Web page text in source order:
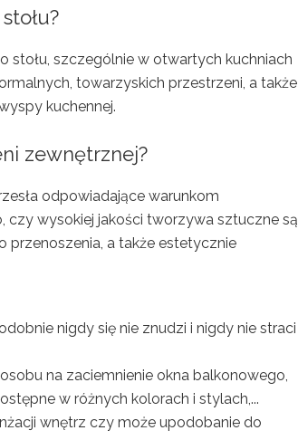
stołu, szczególnie w otwartych kuchniach
towarzyskich przestrzeni, a także
kuchennej.
zewnętrznej?
odpowiadające warunkom
czy wysokiej jakości tworzywa sztuczne są
przenoszenia, a także estetycznie
nigdy się nie znudzi i nigdy nie straci
na zaciemnienie okna balkonowego,
w różnych kolorach i stylach,...
wnętrz czy może upodobanie do